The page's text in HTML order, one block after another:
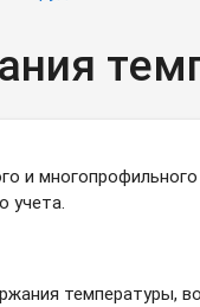
и
учета.
температуры,